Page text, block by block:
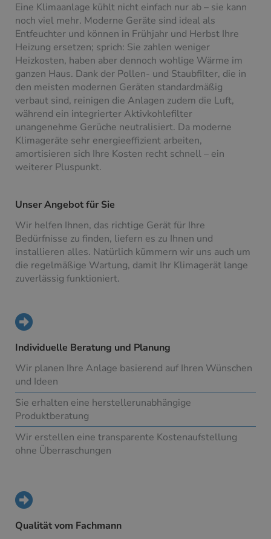
Eine Klimaanlage kühlt nicht einfach nur ab – sie kann
noch viel mehr. Moderne Geräte sind ideal als
Entfeuchter und können in Frühjahr und Herbst Ihre
Heizung ersetzen; sprich: Sie zahlen weniger
Heizkosten, haben aber dennoch wohlige Wärme im
ganzen Haus. Dank der Pollen- und Staubfilter, die in
den meisten modernen Geräten standardmäßig
verbaut sind, reinigen die Anlagen zudem die Luft,
während ein integrierter Aktivkohlefilter
unangenehme Gerüche neutralisiert. Da moderne
Klimageräte sehr energieeffizient arbeiten,
amortisieren sich Ihre Kosten recht schnell – ein
weiterer Pluspunkt.
Unser Angebot für Sie
Wir helfen Ihnen, das richtige Gerät für Ihre
Bedürfnisse zu finden, liefern es zu Ihnen und
installieren alles. Natürlich kümmern wir uns auch um
die regelmäßige Wartung, damit Ihr Klimagerät lange
zuverlässig funktioniert.
Individuelle Beratung und Planung
Wir planen Ihre Anlage basierend auf Ihren Wünschen
und Ideen
Sie erhalten eine herstellerunabhängige
Produktberatung
Wir erstellen eine transparente Kostenaufstellung
ohne Überraschungen
Qualität vom Fachmann